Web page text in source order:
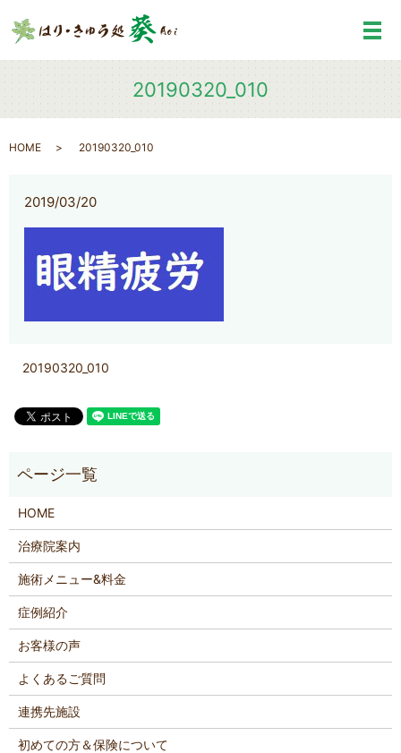
メ
20190320_010
HOME 20190320_010
2019/03/20
20190320_010
HOME
治療院案内
施術メニュー&料金
症例紹介
お客様の声
よくあるご質問
連携先施設
初めての方＆保険について